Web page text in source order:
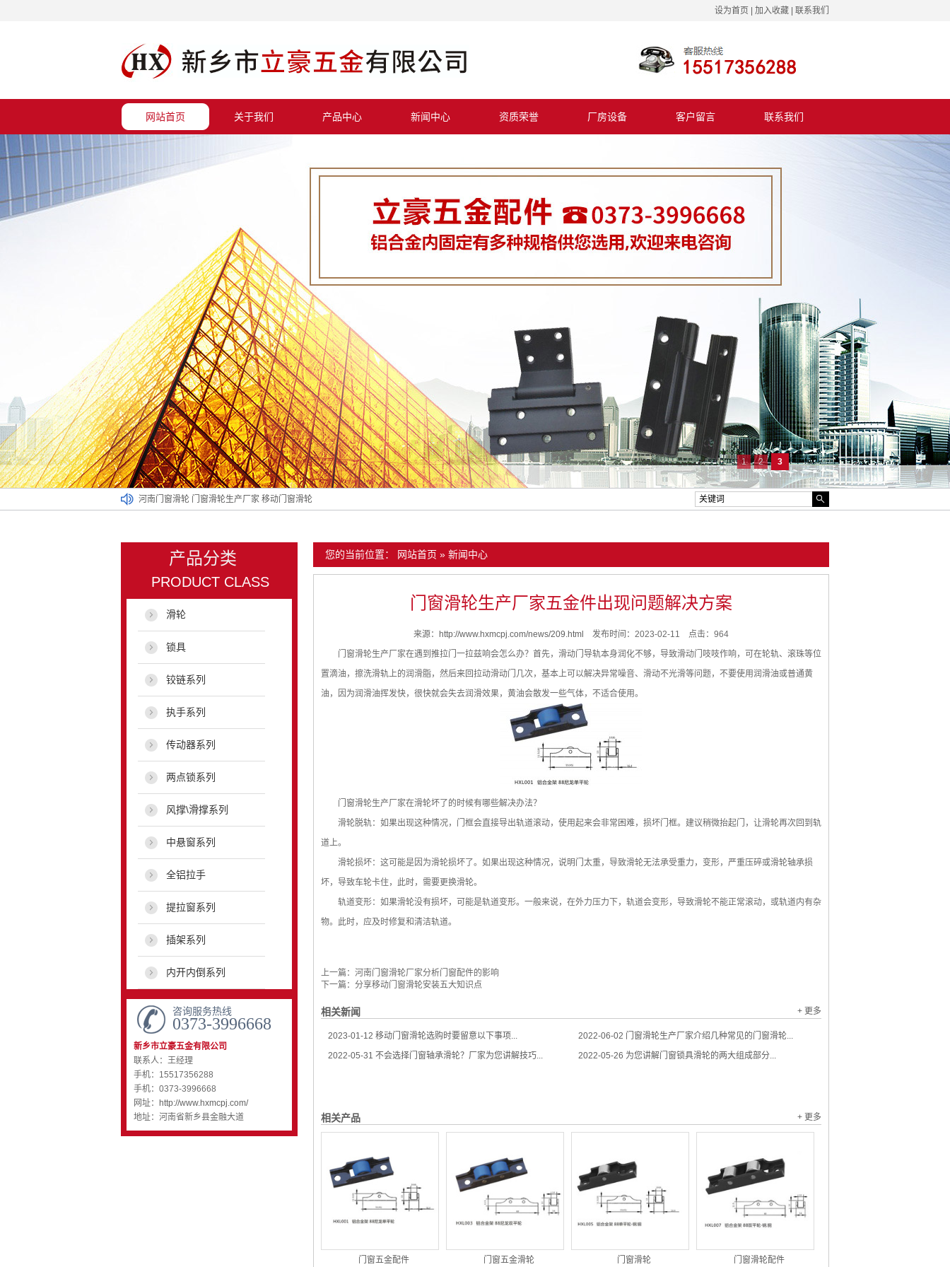
设为首页 加入收藏 联系我们
网站首页 关于我们 产品中心 新闻中心 资质荣誉 厂房设备 客户留言 联系我们
1 2 3
河南门窗滑轮 门窗滑轮生产厂家 移动门窗滑轮
您的当前位置： 网站首页 » 新闻中心
门窗滑轮生产厂家五金件出现问题解决方案
来源： http://www.hxmcpj.com/news/209.html 发布时间：2023-02-11
点击：964
门窗滑轮生产厂家在遇到推拉门一拉兹响会怎么办？首先，滑动门导轨本身润化不够，导致滑动门吱吱作响，可在轮轨、滚珠等位
置滴油，擦洗滑轨上的润滑脂，然后来回拉动滑动门几次，基本上可以解决异常噪音、滑动不光滑等问题，不要使用润滑油或普通黄
油，因为润滑油挥发快，很快就会失去润滑效果，黄油会散发一些气体，不适合使用。
门窗滑轮生产厂家在滑轮坏了的时候有哪些解决办法？
滑轮脱轨：如果出现这种情况，门框会直接导出轨道滚动，使用起来会非常困难，损坏门框。建议稍微抬起门，让滑轮再次回到轨
道上。
滑轮损坏：这可能是因为滑轮损坏了。如果出现这种情况，说明门太重，导致滑轮无法承受重力，变形，严重压碎或滑轮轴承损
坏，导致车轮卡住，此时，需要更换滑轮。
轨道变形：如果滑轮没有损坏，可能是轨道变形。一般来说，在外力压力下，轨道会变形，导致滑轮不能正常滚动，或轨道内有杂
物。此时，应及时修复和清洁轨道。
上一篇： 河南门窗滑轮厂家分析门窗配件的影响
下一篇： 分享移动门窗滑轮安装五大知识点
相关新闻 + 更多
2023-01-12 移动门窗滑轮选购时要留意以下事项... 2022-06-02 门窗滑轮生产厂家介绍几种常见的门窗滑轮...
2022-05-31 不会选择门窗轴承滑轮？厂家为您讲解技巧... 2022-05-26 为您讲解门窗锁具滑轮的两大组成部分...
相关产品 + 更多
门窗五金配件 门窗五金滑轮 门窗滑轮 门窗滑轮配件
产品分类
PRODUCT CLASS
滑轮
锁具
铰链系列
执手系列
传动器系列
两点锁系列
风撑\滑撑系列
中悬窗系列
全铝拉手
提拉窗系列
插架系列
内开内倒系列
咨询服务热线
0373-3996668
新乡市立豪五金有限公司
联系人：王经理
手机：15517356288
手机：0373-3996668
网址：
http://www.hxmcpj.com/
地址：河南省新乡县金融大道